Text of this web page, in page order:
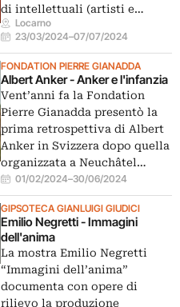
di intellettuali (artisti e…
Locarno
23/03/2024–07/07/2024
FONDATION PIERRE GIANADDA
Albert Anker - Anker e l'infanzia
Vent’anni fa la Fondation
Pierre Gianadda presentò la
prima retrospettiva di Albert
Anker in Svizzera dopo quella
organizzata a Neuchâtel…
01/02/2024–30/06/2024
GIPSOTECA GIANLUIGI GIUDICI
Emilio Negretti - Immagini
dell'anima
La mostra Emilio Negretti
“Immagini dell’anima”
documenta con opere di
rilievo la produzione